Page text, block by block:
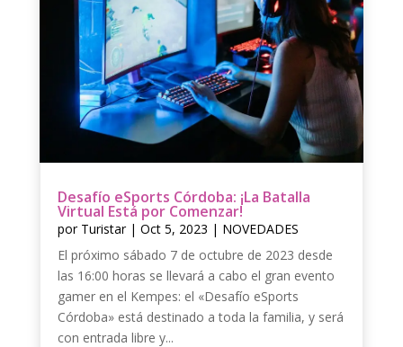
Desafío eSports Córdoba: ¡La Batalla
Virtual Está por Comenzar!
por Turistar| Oct 5, 2023 | NOVEDADES
El próximo sábado 7 de octubre de 2023 desde
las 16:00 horas se llevará a cabo el gran evento
gamer en el Kempes: el «Desafío eSports
Córdoba» está destinado a toda la familia, y será
con entrada libre y...